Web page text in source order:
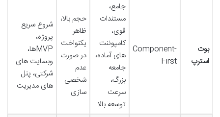
بوت
استرپ
Component-
First
جامع،
مستندات
قوی،
کامپوننت
های آماده،
جامعه
بزرگ،
سرعت
توسعه بالا
حجم بالا،
ظاهر
یکنواخت
در صورت
عدم
شخصی
سازی
شروع سریع
پروژه،
MVPها،
وبسایت های
شرکتی، پنل
های مدیریت